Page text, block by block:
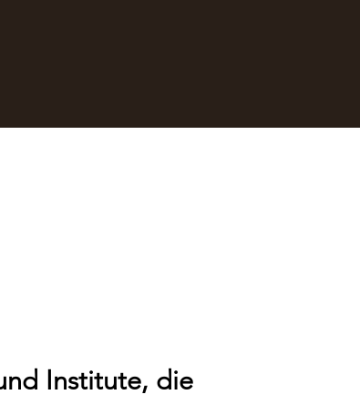
Institute, die